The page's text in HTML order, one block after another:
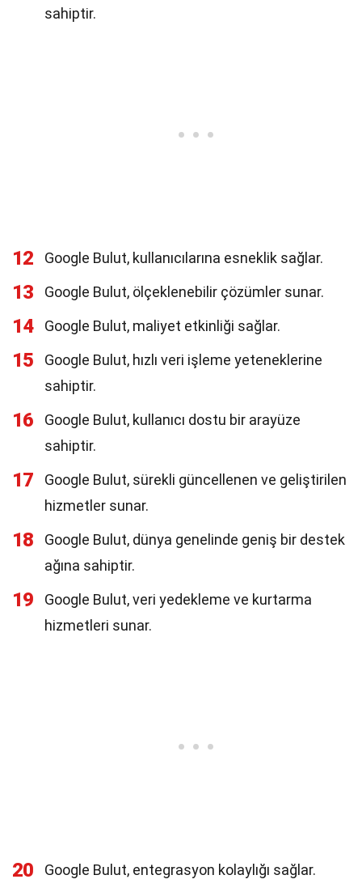
sahiptir.
12 Google Bulut, kullanıcılarına esneklik sağlar.
13 Google Bulut, ölçeklenebilir çözümler sunar.
14 Google Bulut, maliyet etkinliği sağlar.
15
Google Bulut, hızlı veri işleme yeteneklerine
sahiptir.
16
Google Bulut, kullanıcı dostu bir arayüze
sahiptir.
17
Google Bulut, sürekli güncellenen ve geliştirilen
hizmetler sunar.
18
Google Bulut, dünya genelinde geniş bir destek
ağına sahiptir.
19
Google Bulut, veri yedekleme ve kurtarma
hizmetleri sunar.
20 Google Bulut, entegrasyon kolaylığı sağlar.